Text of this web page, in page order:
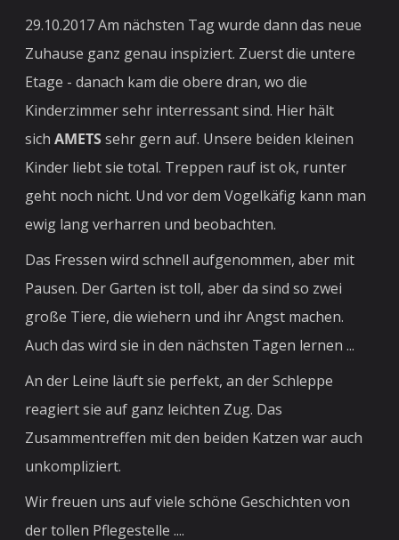
29.10.2017 Am nächsten Tag wurde dann das neue
Zuhause ganz genau inspiziert. Zuerst die untere
Etage - danach kam die obere dran, wo die
Kinderzimmer sehr interressant sind. Hier hält
sichAMETSsehr gern auf. Unsere beiden kleinen
Kinder liebt sie total. Treppen rauf ist ok, runter
geht noch nicht. Und vor dem Vogelkäfig kann man
ewig lang verharren und beobachten.
Das Fressen wird schnell aufgenommen, aber mit
Pausen. Der Garten ist toll, aber da sind so zwei
große Tiere, die wiehern und ihr Angst machen.
Auch das wird sie in den nächsten Tagen lernen ...
An der Leine läuft sie perfekt, an der Schleppe
reagiert sie auf ganz leichten Zug. Das
Zusammentreffen mit den beiden Katzen war auch
unkompliziert.
Wir freuen uns auf viele schöne Geschichten von
der tollen Pflegestelle ....